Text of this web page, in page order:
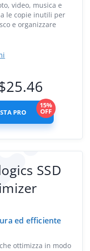
video, musica e
le copie inutili per
e organizzare
25.46
PRO
15%
OFF
SSD
ed efficiente
ottimizza in modo